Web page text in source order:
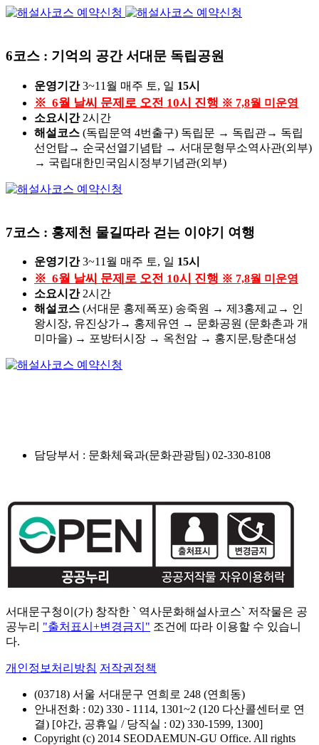
6코스 : 기억의 공간 서대문 독립공원
운영기간3~11월 매주 토, 일 15시
※ 6월 날씨 문제로 오전 10시 진행 ※ 7,8월 미운영
소요시간 2시간
해설코스 (독립문역 4번출구) 독립문 → 독립관→ 독립
선언탑→ 순국선열기념탑 → 서대문형무소역사관(외부)
→ 국립대한민국임시정부기념관(외부)
7코스 : 홍제천 물길따라 걷는 이야기 여행
운영기간3~11월 매주 토, 일 15시
※ 6월 날씨 문제로 오전 10시 진행 ※ 7,8월 미운영
소요시간 2시간
해설코스 (서대문 홍제폭포) 송죽원 → 제3홍제교→ 인
왕시장, 유진상가→ 홍제유연 → 문화공원 (문화촌과 개
미마을) → 포방터시장 → 옥천암 → 홍지문,탕춘대성
담당부서 : 문화체육과(문화관광팀) 02-330-8108
서대문구청이(가) 창작한 ` 역사문화해설사코스` 저작물은 공
공누리 "출처표시+변경금지" 조건에 따라 이용할 수 있습니
다.
개인정보처리방침 저작권정책
(03718) 서울 서대문구 연희로 248 (연희동)
안내전화 : 02) 330 - 1114, 1301~2 (120 다산콜센터로 연
결) [야간, 공휴일 / 당직실 : 02) 330-1599, 1300]
Copyright (c) 2014 SEODAEMUN-GU Office. All rights